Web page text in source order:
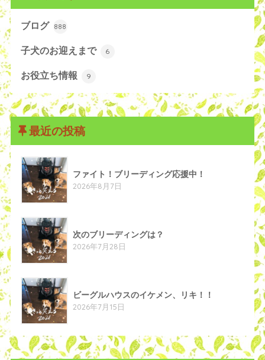
ブログ 888
子犬のお迎えまで 6
お役立ち情報 9
最近の投稿
ファイト！ブリーディング応援中！
2026年8月7日
次のブリーディングは？
2026年7月28日
ビーグルハウスのイケメン、リキ！！
2026年7月15日